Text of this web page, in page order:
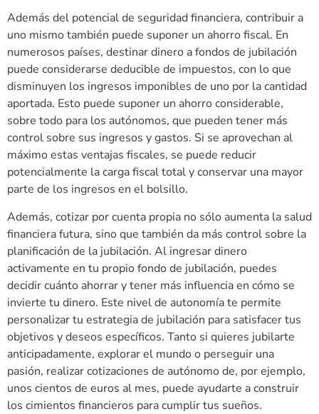
Además del potencial de seguridad financiera, contribuir a
uno mismo también puede suponer un ahorro fiscal. En
numerosos países, destinar dinero a fondos de jubilación
puede considerarse deducible de impuestos, con lo que
disminuyen los ingresos imponibles de uno por la cantidad
aportada. Esto puede suponer un ahorro considerable,
sobre todo para los autónomos, que pueden tener más
control sobre sus ingresos y gastos. Si se aprovechan al
máximo estas ventajas fiscales, se puede reducir
potencialmente la carga fiscal total y conservar una mayor
parte de los ingresos en el bolsillo.
Además, cotizar por cuenta propia no sólo aumenta la salud
financiera futura, sino que también da más control sobre la
planificación de la jubilación. Al ingresar dinero
activamente en tu propio fondo de jubilación, puedes
decidir cuánto ahorrar y tener más influencia en cómo se
invierte tu dinero. Este nivel de autonomía te permite
personalizar tu estrategia de jubilación para satisfacer tus
objetivos y deseos específicos. Tanto si quieres jubilarte
anticipadamente, explorar el mundo o perseguir una
pasión, realizar cotizaciones de autónomo de, por ejemplo,
unos cientos de euros al mes, puede ayudarte a construir
los cimientos financieros para cumplir tus sueños.